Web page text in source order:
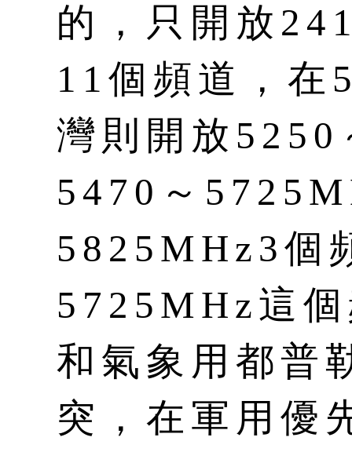
的，只開放
11個頻道，在
灣則開放
5470～
5825MHz3個
5725MHz這
和氣象用都普
突，在軍用優